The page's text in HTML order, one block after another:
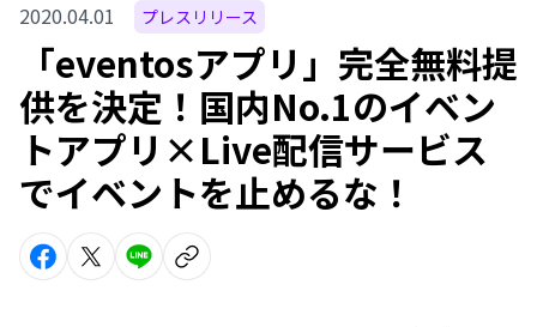
2020.04.01 プレスリリース
「eventosアプリ」完全無料提
供を決定！国内No.1のイベン
トアプリ×Live配信サービス
でイベントを止めるな！